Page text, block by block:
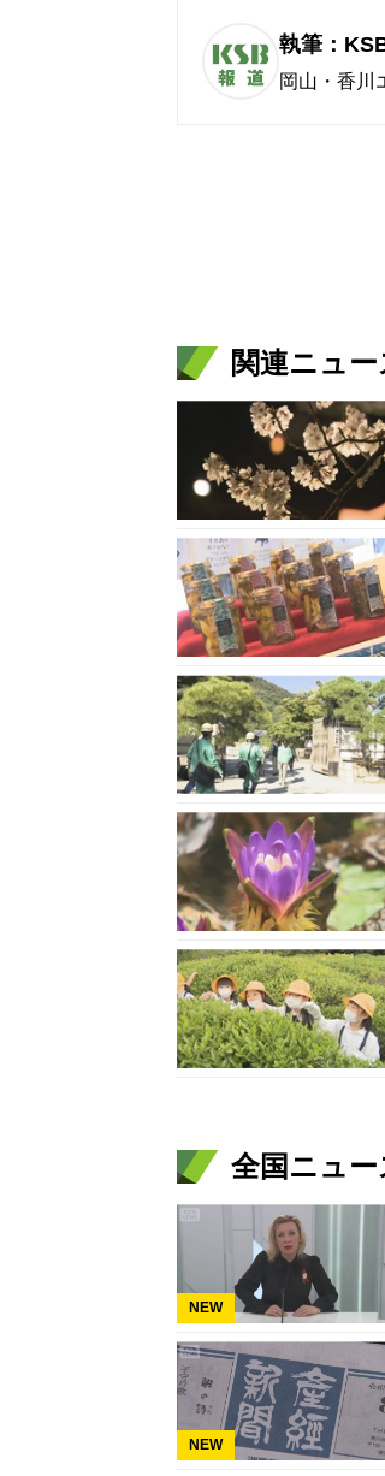
執筆：
岡山・香川
関連ニュー
全国ニュー
NEW
NEW